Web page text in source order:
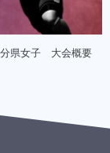
県女子 大会概要